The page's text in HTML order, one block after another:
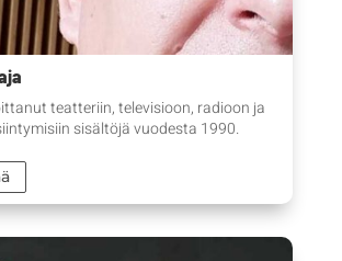
teatteriin, televisioon, radioon ja
sisältöjä vuodesta 1990.